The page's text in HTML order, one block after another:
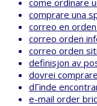
come ordinare
comprare una
correo en
correo orden
correo orden
definisjon av
dovrei
dГіnde
e-mail order